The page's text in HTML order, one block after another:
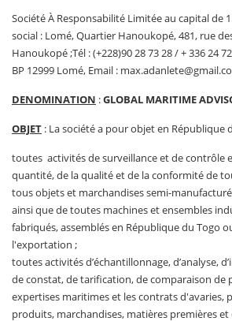
Société À Responsabilité Limitée au capital de
social : Lomé, Quartier Hanoukopé, 481, rue
Hanoukopé ;Tél : (+228)90 28 73 28 / + 336 24
BP 12999 Lomé, Email :
DENOMINATION :GLOBAL MARITIME
OBJET : La société a pour objet en République
toutes activités de surveillance et de contrôle
quantité, de la qualité et de la conformité de
tous objets et marchandises semi-
ainsi que de toutes machines et ensembles
fabriqués, assemblés en République du Togo
l'exportation ;
toutes activités d’échantillonnage, d’analyse,
de constat, de tarification, de comparaison de
expertises maritimes et les contrats d'avaries,
produits, marchandises, matières premières